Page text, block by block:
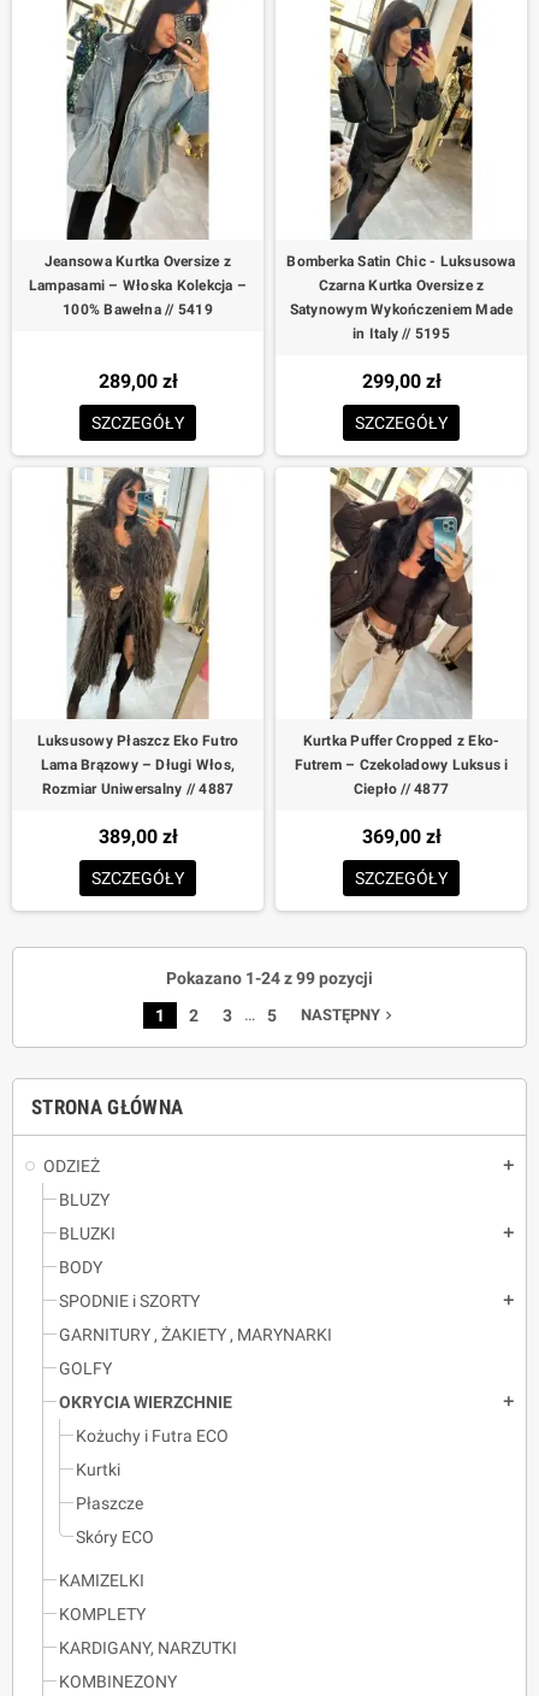
STRONA GŁÓWNA
ODZIEŻ add
BLUZY
BLUZKI
add
BODY
SPODNIE i SZORTY
add
GARNITURY , ŻAKIETY , MARYNARKI
GOLFY
OKRYCIA WIERZCHNIE
add
Kożuchy i Futra ECO
Kurtki
Płaszcze
Skóry ECO
KAMIZELKI
KOMPLETY
KARDIGANY, NARZUTKI
KOMBINEZONY
Jeansowa Kurtka Oversize z
Lampasami – Włoska Kolekcja –
100% Bawełna // 5419
289,00 zł
SZCZEGÓŁY
Bomberka Satin Chic - Luksusowa
Czarna Kurtka Oversize z
Satynowym Wykończeniem Made
in Italy // 5195
299,00 zł
SZCZEGÓŁY
Luksusowy Płaszcz Eko Futro
Lama Brązowy – Długi Włos,
Rozmiar Uniwersalny // 4887
389,00 zł
SZCZEGÓŁY
Kurtka Puffer Cropped z Eko-
Futrem – Czekoladowy Luksus i
Ciepło // 4877
369,00 zł
SZCZEGÓŁY
Pokazano 1-24 z 99 pozycji
1
2 3 … 5 NASTĘPNYnavigate_next